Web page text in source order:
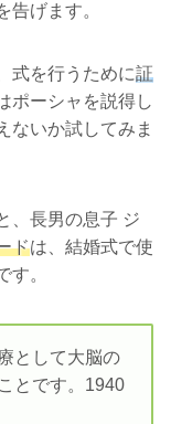
げます。
式を行うために証
ポーシャを説得し
ないか試してみま
、長男の息子 ジ
ドは、結婚式で使
す。
として大脳の
とです。1940